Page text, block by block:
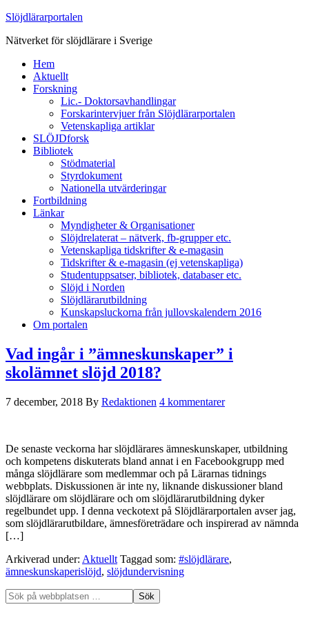
Slöjdlärarportalen
Nätverket för slöjdlärare i Sverige
Hem
Aktuellt
Forskning
Lic.- Doktorsavhandlingar
Forskarintervjuer från Slöjdlärarportalen
Vetenskapliga artiklar
SLÖJDforsk
Bibliotek
Stödmaterial
Styrdokument
Nationella utvärderingar
Fortbildning
Länkar
Myndigheter & Organisationer
Slöjdrelaterat – nätverk, fb-grupper etc.
Vetenskapliga tidskrifter & e-magasin
Tidskrifter & e-magasin (ej vetenskapliga)
Studentuppsatser, bibliotek, databaser etc.
Slöjd i Norden
Slöjdlärarutbildning
Kunskapsluckorna från jullovskalendern 2016
Om portalen
Vad ingår i ”ämneskunskaper” i
skolämnet slöjd 2018?
7 december, 2018 By Redaktionen 4 kommentarer
De senaste veckorna har slöjdlärares ämneskunskaper, utbildning
och kompetens diskuterats bland annat i en Facebookgrupp med
många slöjdlärare som medlemmar och på Lärarnas tidnings
webbplats. Diskussionen är inte ny, liknande diskussioner bland
slöjdlärare om slöjdlärare och om slöjdlärarutbildning dyker
regelbundet upp. I denna veckotext på Slöjdlärarportalen avser jag,
som slöjdlärarutbildare, ämnesföreträdare och inspirerad av nämnda
[…]
Arkiverad under: Aktuellt Taggad som: #slöjdlärare,
ämneskunskaperislöjd, slöjdundervisning